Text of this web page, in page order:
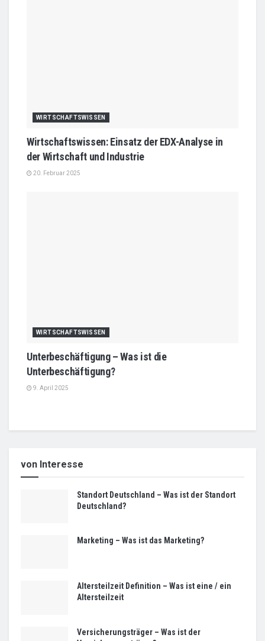
WIRTSCHAFTSWISSEN
Wirtschaftswissen: Einsatz der EDX-Analyse in
der Wirtschaft und Industrie
20. Februar 2025
WIRTSCHAFTSWISSEN
Unterbeschäftigung – Was ist die
Unterbeschäftigung?
9. April 2025
von Interesse
Standort Deutschland – Was ist der Standort
Deutschland?
Marketing – Was ist das Marketing?
Altersteilzeit Definition – Was ist eine / ein
Altersteilzeit
Versicherungsträger – Was ist der